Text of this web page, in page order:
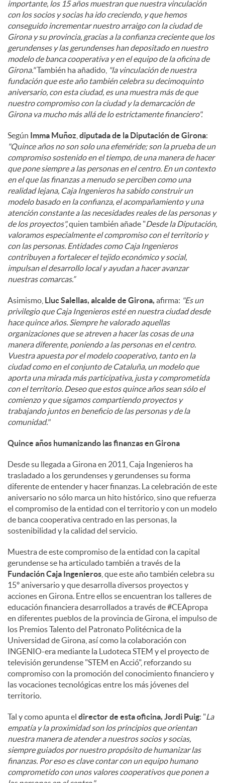
importante, los 15 años muestran que nuestra vinculación
con los socios y socias ha ido creciendo, y que hemos
conseguido incrementar nuestro arraigo con la ciudad de
Girona y su provincia, gracias a la confianza creciente que los
gerundenses y las gerundenses han depositado en nuestro
modelo de banca cooperativa y en el equipo de la oficina de
Girona."También ha añadido, "la vinculación de nuestra
fundación que este año también celebra su decimoquinto
aniversario, con esta ciudad, es una muestra más de que
nuestro compromiso con la ciudad y la demarcación de
Girona va mucho más allá de lo estrictamente financiero".
Según Imma Muñoz diputada de la Diputación de Girona:
"Quince años no son solo una efeméride; son la prueba de un
compromiso sostenido en el tiempo, de una manera de hacer
que pone siempre a las personas en el centro. En un contexto
en el que las finanzas a menudo se perciben como una
realidad lejana, Caja Ingenieros ha sabido construir un
modelo basado en la confianza, el acompañamiento y una
atención constante a las necesidades reales de las personas y
de los proyectos",quien también añade "Desde la Diputación,
valoramos especialmente el compromiso con el territorio y
con las personas. Entidades como Caja Ingenieros
contribuyen a fortalecer el tejido económico y social,
impulsan el desarrollo local y ayudan a hacer avanzar
nuestras comarcas.”
Asimismo, Lluc Salellas, alcalde de Girona, afirma: "Es un
privilegio que Caja Ingenieros esté en nuestra ciudad desde
hace quince años. Siempre he valorado aquellas
organizaciones que se atreven a hacer las cosas de una
manera diferente, poniendo a las personas en el centro.
Vuestra apuesta por el modelo cooperativo, tanto en la
ciudad como en el conjunto de Cataluña, un modelo que
aporta una mirada más participativa, justa y comprometida
con el territorio. Deseo que estos quince años sean sólo el
comienzo y que sigamos compartiendo proyectos y
trabajando juntos en beneficio de las personas y de la
comunidad."
Quince años humanizando las finanzas en Girona
Desde su llegada a Girona en 2011, Caja Ingenieros ha
trasladado a los gerundenses y gerundenses su forma
diferente de entender y hacer finanzas. La celebración de este
aniversario no sólo marca un hito histórico, sino que refuerza
el compromiso de la entidad con el territorio y con un modelo
de banca cooperativa centrado en las personas, la
sostenibilidad y la calidad del servicio.
Muestra de este compromiso de la entidad con la capital
gerundense se ha articulado también a través de la
Fundación Caja Ingenieros , que este año también celebra su
15º aniversario y que desarrolla diversos proyectos y
acciones en Girona. Entre ellos se encuentran los talleres de
educación financiera desarrollados a través de #CEApropa
en diferentes pueblos de la provincia de Girona, el impulso de
los Premios Talento del Patronato Politécnica de la
Universidad de Girona, así como la colaboración con
INGENIO-era mediante la Ludoteca STEM y el proyecto de
televisión gerundense "STEM en Acció", reforzando su
compromiso con la promoción del conocimiento financiero y
las vocaciones tecnológicas entre los más jóvenes del
territorio.
Tal y como apunta el director de esta oficina, Jordi Puig: "La
empatía y la proximidad son los principios que orientan
nuestra manera de atender a nuestros socios y socias,
siempre guiados por nuestro propósito de humanizar las
finanzas. Por eso es clave contar con un equipo humano
comprometido con unos valores cooperativos que ponen a